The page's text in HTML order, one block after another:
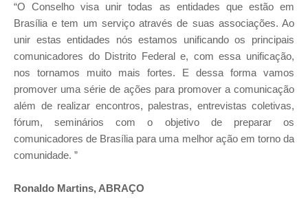
“O Conselho visa unir todas as entidades que estão em
Brasília e tem um serviço através de suas associações. Ao
unir estas entidades nós estamos unificando os principais
comunicadores do Distrito Federal e, com essa unificação,
nos tornamos muito mais fortes. E dessa forma vamos
promover uma série de ações para promover a comunicação
além de realizar encontros, palestras, entrevistas coletivas,
fórum, seminários com o objetivo de preparar os
comunicadores de Brasília para uma melhor ação em torno da
comunidade. ”
Ronaldo Martins, ABRAÇO